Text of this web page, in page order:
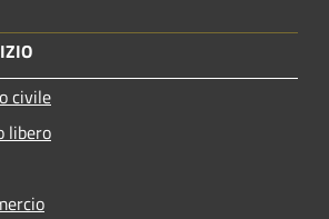
civile
libero